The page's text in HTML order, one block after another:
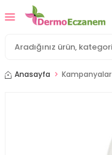
Anasayfa Kampanyalar